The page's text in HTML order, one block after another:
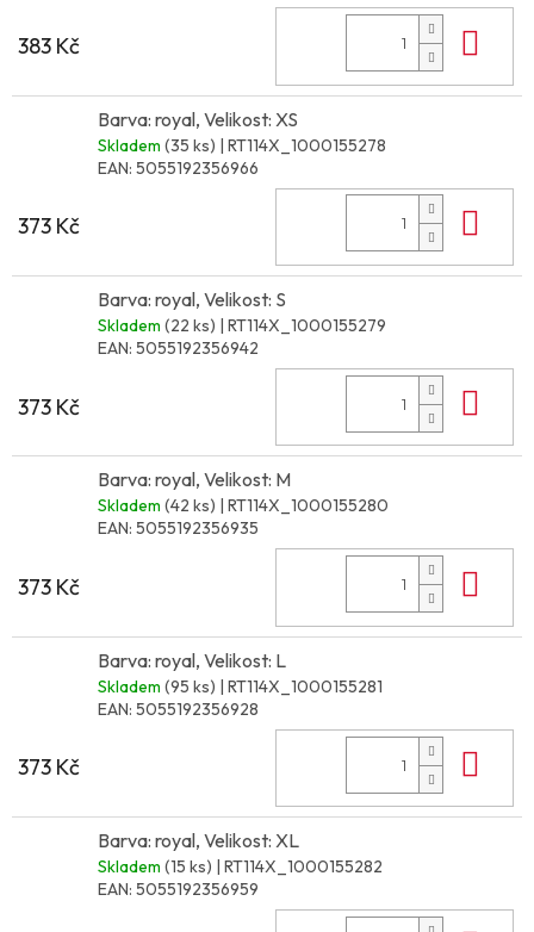
383 Kč
Barva: royal, Velikost: XS
Skladem (35 ks) | RT114X_1000155278
EAN: 5055192356966
373 Kč
Barva: royal, Velikost: S
Skladem (22 ks) | RT114X_1000155279
EAN: 5055192356942
373 Kč
Barva: royal, Velikost: M
Skladem (42 ks) | RT114X_1000155280
EAN: 5055192356935
373 Kč
Barva: royal, Velikost: L
Skladem (95 ks) | RT114X_1000155281
EAN: 5055192356928
373 Kč
Barva: royal, Velikost: XL
Skladem (15 ks) | RT114X_1000155282
EAN: 5055192356959